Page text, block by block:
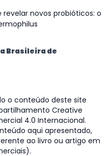
novos probióticos: o
Brasileira de
o conteúdo deste site
Creative
4.0 Internacional.
aqui apresentado,
ao livro ou artigo em